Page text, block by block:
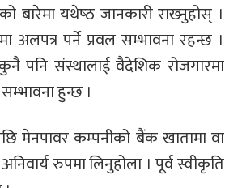
बारेमा यथेष्‍ठ जानकारी राख्‍नुहोस् ।
अलपत्र पर्ने प्रवल सम्भावना रहन्छ ।
पनि संस्थालाई वैदेशिक रोजगारमा
हुन्छ ।
मेनपावर कम्पनीको बैंक खातामा वा
रुपमा लिनुहोला । पूर्व स्वीकृति